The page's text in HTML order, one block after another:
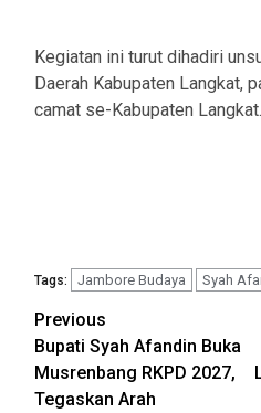
Kegiatan ini turut dihadiri
Daerah Kabupaten Langkat,
camat se-Kabupaten
Tags: Jambore Budaya Syah
Post
navigation
Previous
Bupati Syah Afandin Buka
Musrenbang RKPD 2027,
Tegaskan Arah